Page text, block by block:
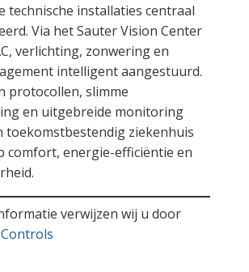
technische installaties centraal
Via het Sauter Vision Center
verlichting, zonwering en
intelligent aangestuurd.
protocollen, slimme
en uitgebreide monitoring
toekomstbestendig ziekenhuis
comfort, energie-efficiëntie en
verwijzen wij u door